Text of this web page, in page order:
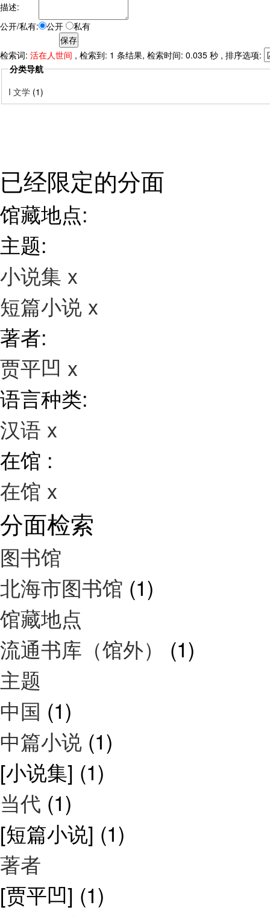
描述:
公开/私有:
公开 私有
检索词: 活在人世间 , 检索到: 1 条结果, 检索时间: 0.035 秒 , 排序选项:
分类导航
I 文学 (1)
已经限定的分面
馆藏地点:
主题:
小说集 x
短篇小说 x
著者:
贾平凹 x
语言种类:
汉语 x
在馆 :
在馆 x
分面检索
图书馆
北海市图书馆 (1)
馆藏地点
流通书库（馆外） (1)
主题
中国 (1)
中篇小说 (1)
[小说集] (1)
当代 (1)
[短篇小说] (1)
著者
[贾平凹] (1)